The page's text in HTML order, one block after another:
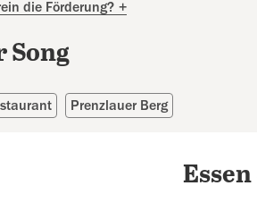
die Förderung? +
Song
Prenzlauer Berg